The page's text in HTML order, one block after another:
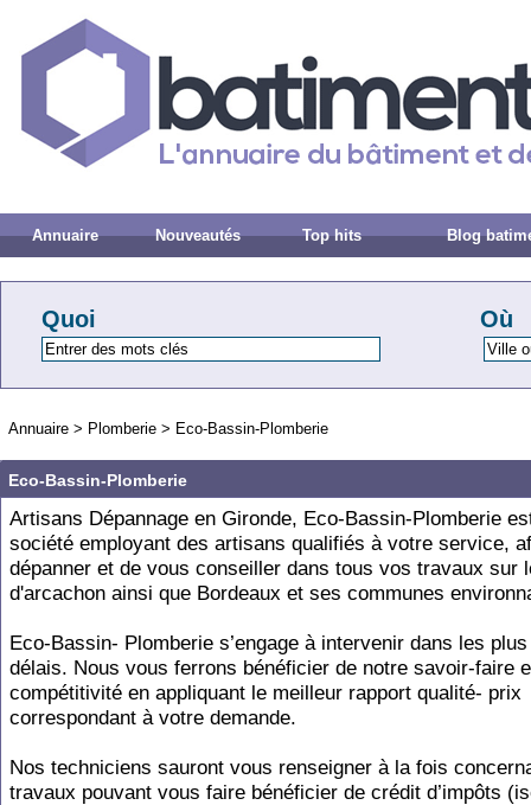
Annuaire Nouveautés Top hits Blog
Quoi Où
Annuaire > Plomberie > Eco-Bassin-Plomberie
Eco-Bassin-Plomberie
Artisans Dépannage en Gironde, Eco-Bassin-Plomberie
société employant des artisans qualifiés à votre service,
dépanner et de vous conseiller dans tous vos travaux sur
d'arcachon ainsi que Bordeaux et ses communes
Eco-Bassin- Plomberie s’engage à intervenir dans les
délais. Nous vous ferrons bénéficier de notre savoir-faire
compétitivité en appliquant le meilleur rapport qualité- prix
correspondant à votre demande.
Nos techniciens sauront vous renseigner à la fois
travaux pouvant vous faire bénéficier de crédit d’impôts